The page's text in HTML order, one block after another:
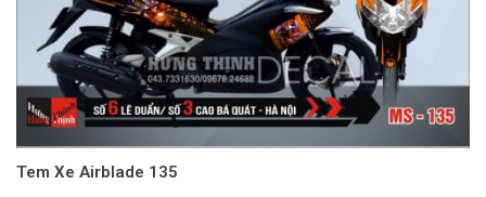
Tem Xe Airblade 135